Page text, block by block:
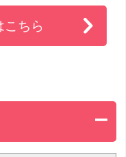
ちら